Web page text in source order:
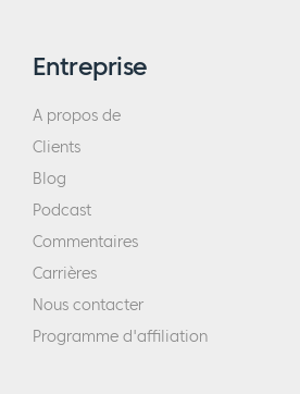
Entreprise
A propos de
Clients
Blog
Podcast
Commentaires
Carrières
Nous contacter
Programme d'affiliation